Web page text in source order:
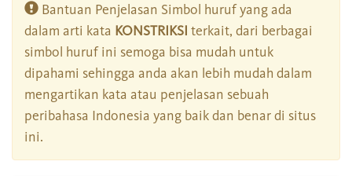
Bantuan Penjelasan Simbol huruf yang ada
dalam arti kata KONSTRIKSI terkait, dari berbagai
simbol huruf ini semoga bisa mudah untuk
dipahami sehingga anda akan lebih mudah dalam
mengartikan kata atau penjelasan sebuah
peribahasa Indonesia yang baik dan benar di situs
ini.